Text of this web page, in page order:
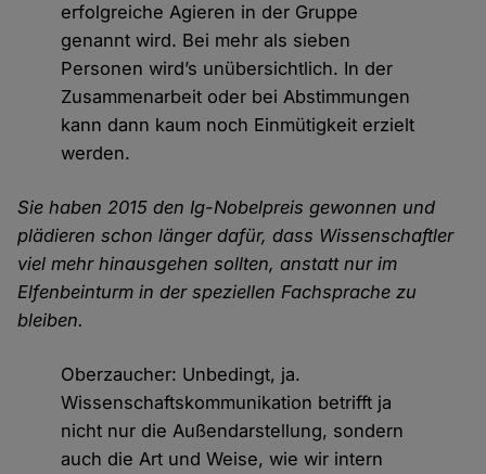
erfolgreiche Agieren in der Gruppe
genannt wird. Bei mehr als sieben
Personen wird’s unübersichtlich. In der
Zusammenarbeit oder bei Abstimmungen
kann dann kaum noch Einmütigkeit erzielt
werden.
Sie haben 2015 den Ig-Nobelpreis gewonnen und
plädieren schon länger dafür, dass Wissenschaftler
viel mehr hinausgehen sollten, anstatt nur im
Elfenbeinturm in der speziellen Fachsprache zu
bleiben.
Oberzaucher: Unbedingt, ja.
Wissenschaftskommunikation betrifft ja
nicht nur die Außendarstellung, sondern
auch die Art und Weise, wie wir intern